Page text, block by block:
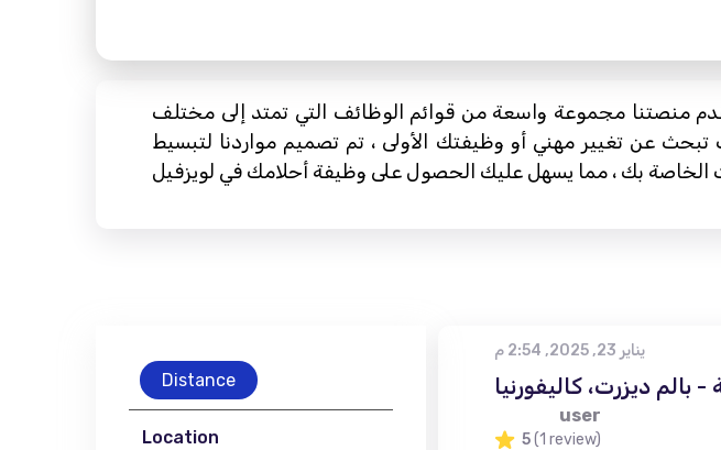
منصتنا مجموعة واسعة من قوائم الوظائف التي تمتد إلى مختلف
تبحث عن تغيير مهني أو وظيفتك الأولى ، تم تصميم مواردنا لتبسيط
Distance
Location
يناير 23, 2025, 2:54 م
ديزرت، كاليفورنيا
user
5(1 review)